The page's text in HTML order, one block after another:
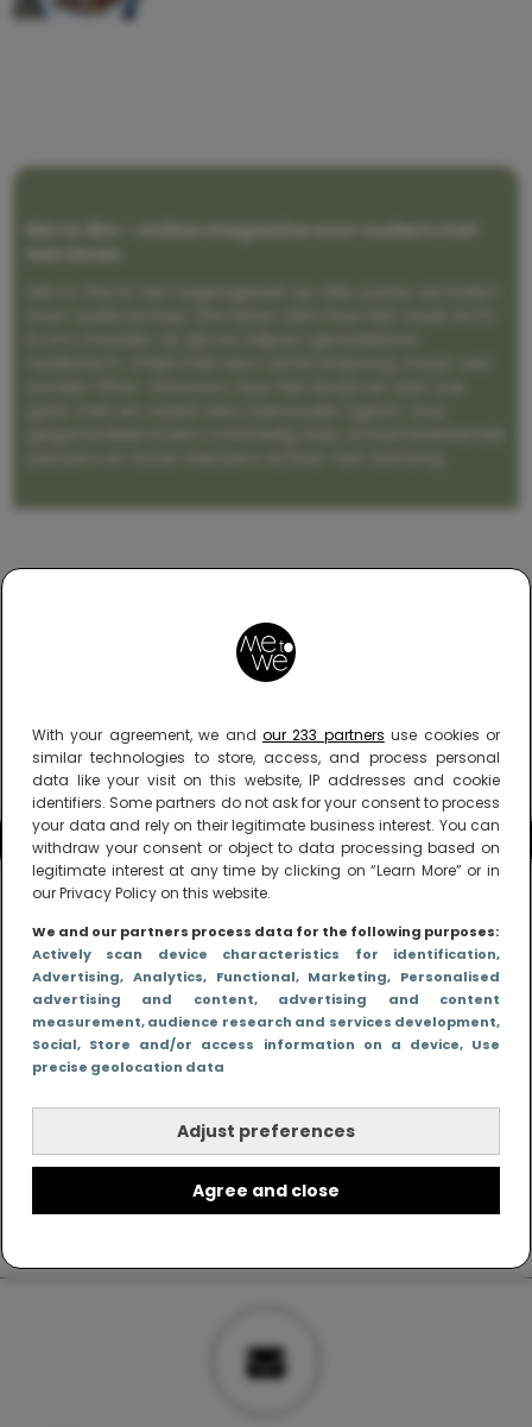
With your agreement, we and our 233 partners use cookies or
similar technologies to store, access, and process personal
data like your visit on this website, IP addresses and cookie
identifiers. Some partners do not ask for your consent to process
your data and rely on their legitimate business interest. You can
withdraw your consent or object to data processing based on
legitimate interest at any time by clicking on “Learn More” or in
our Privacy Policy on this website.
We and our partners process data for the following purposes:
Actively scan device characteristics for identification,
Advertising, Analytics, Functional, Marketing, Personalised
advertising and content, advertising and content
measurement, audience research and services development,
Social, Store and/or access information on a device, Use
precise geolocation data
Adjust preferences
Agree and close
Me to We – online magazine voor ouders met